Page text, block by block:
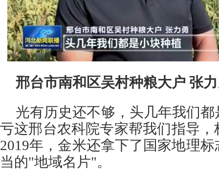
邢台市南和区吴村种粮大户 张
光有历史还不够，头几年我们
亏这邢台农科院专家帮我们指导
2019年，金米还拿下了国家地理
当的"地域名片"。